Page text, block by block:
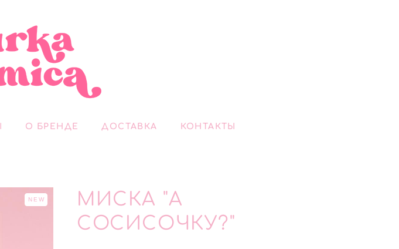
О БРЕНДЕ ДОСТАВКА КОНТАКТЫ
NEW
МИСКА "А
СОСИСОЧКУ?"